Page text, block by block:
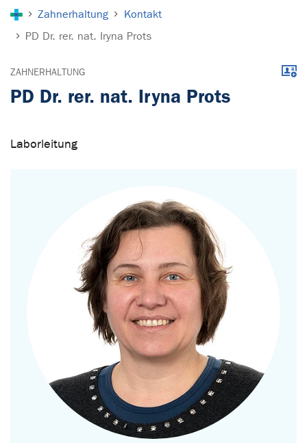
Zahnerhaltung
Kontakt
PD Dr. rer. nat. Iryna Prots
ZAHNERHALTUNG
PD Dr. rer. nat. Iryna Prots
Laborleitung